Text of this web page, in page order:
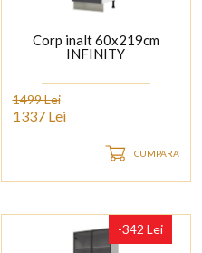
Corp inalt 60x219cm
INFINITY
1499 Lei
1337 Lei
CUMPARA
-342 Lei